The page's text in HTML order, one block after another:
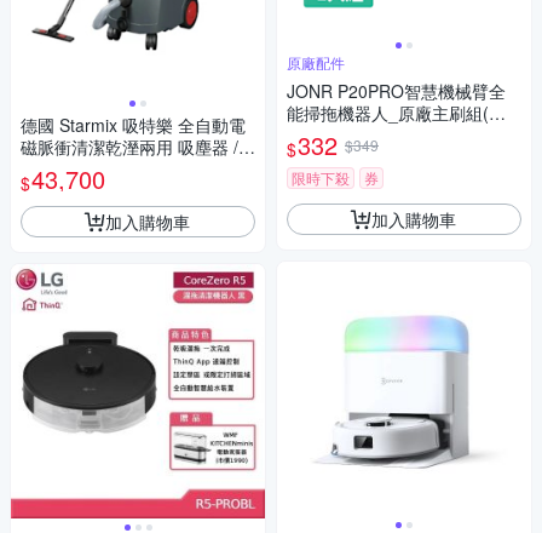
德國 Starmix 吸特樂 全自動電
磁脈衝清潔乾溼兩用 吸塵器 /台
ISP L-1435 頂配款
$43,700
加入購物車
原廠配件
JONR P20PRO智慧機械臂全
能掃拖機器人_原廠主刷組(主
刷+主刷罩)
$332 $349
限時下殺
券
加入購物車